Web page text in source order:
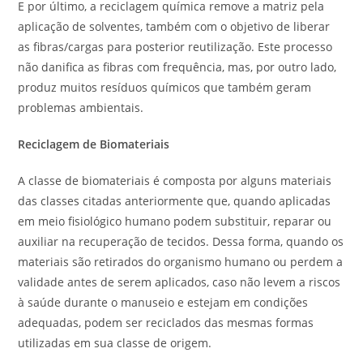
E por último, a reciclagem química remove a matriz pela
aplicação de solventes, também com o objetivo de liberar
as fibras/cargas para posterior reutilização. Este processo
não danifica as fibras com frequência, mas, por outro lado,
produz muitos resíduos químicos que também geram
problemas ambientais.
Reciclagem de Biomateriais
A classe de biomateriais é composta por alguns materiais
das classes citadas anteriormente que, quando aplicadas
em meio fisiológico humano podem substituir, reparar ou
auxiliar na recuperação de tecidos. Dessa forma, quando os
materiais são retirados do organismo humano ou perdem a
validade antes de serem aplicados, caso não levem a riscos
à saúde durante o manuseio e estejam em condições
adequadas, podem ser reciclados das mesmas formas
utilizadas em sua classe de origem.